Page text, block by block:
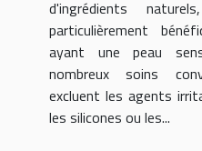
d'ingrédients
particulièrement
ayant une peau
nombreux soins
excluent les agents
les silicones ou les...